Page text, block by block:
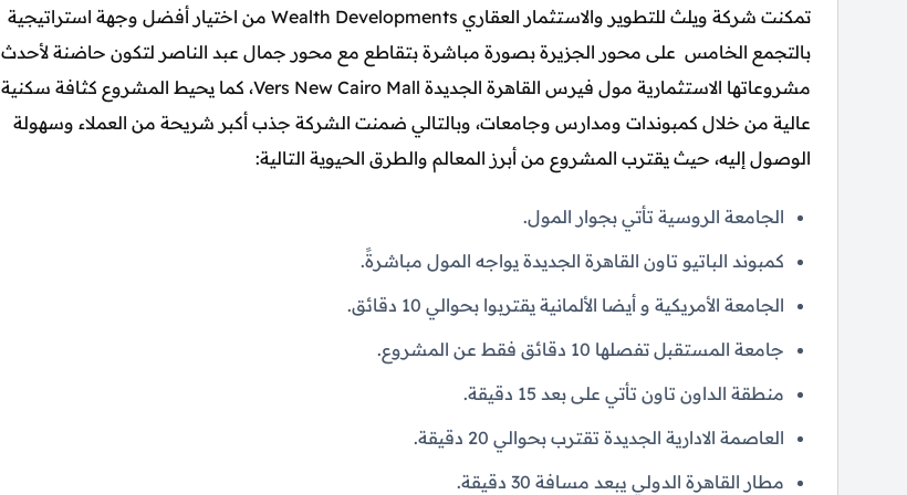
تمكنت شركة ويلث للتطوير والاستثمار العقاري Wealth Developments من اختيار أفضل وجهة استراتيجية
بالتجمع الخامس على محور الجزيرة بصورة مباشرة بتقاطع مع محور جمال عبد الناصر لتكون حاضنة لأحدث
مشروعاتها الاستثمارية مول فيرس القاهرة الجديدة Vers New Cairo Mall، كما يحيط المشروع كثافة سكنية
عالية من خلال كمبوندات ومدارس وجامعات، وبالتالي ضمنت الشركة جذب أكبر شريحة من العملاء وسهولة
الوصول إليه، حيث يقترب المشروع من أبرز المعالم والطرق الحيوية التالية:
الجامعة الروسية تأتي بجوار المول.
كمبوند الباتيو تاون القاهرة الجديدة يواجه المول مباشرةً.
الجامعة الأمريكية و أيضا الألمانية يقتربوا بحوالي 10 دقائق.
جامعة المستقبل تفصلها 10 دقائق فقط عن المشروع.
منطقة الداون تاون تأتي على بعد 15 دقيقة.
العاصمة الادارية الجديدة تقترب بحوالي 20 دقيقة.
مطار القاهرة الدولي يبعد مسافة 30 دقيقة.